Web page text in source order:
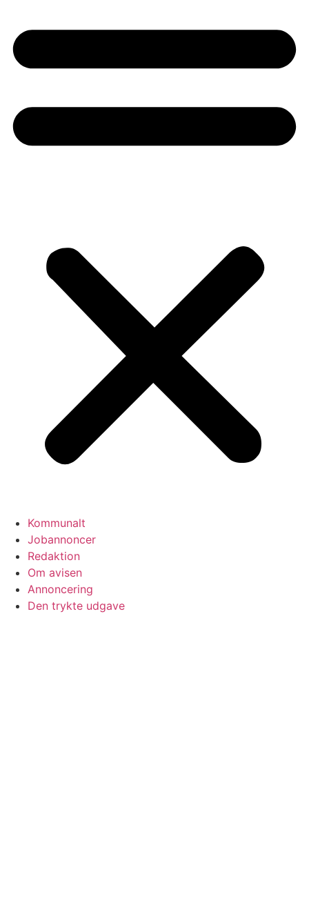
Kommunalt
Jobannoncer
Redaktion
Om avisen
Annoncering
Den trykte udgave